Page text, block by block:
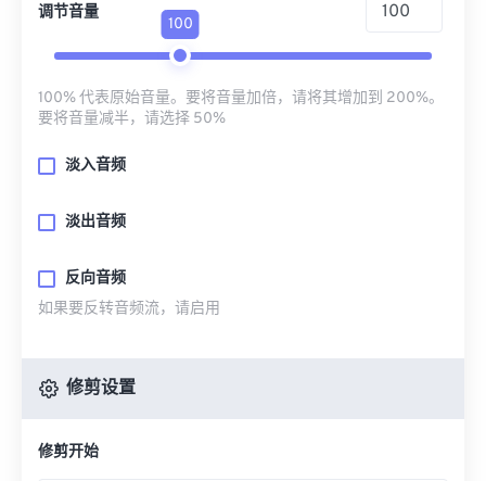
调节音量
100
100% 代表原始音量。要将音量加倍，请将其增加到 200%。
要将音量减半，请选择 50%
淡入音频
淡出音频
反向音频
如果要反转音频流，请启用
修剪设置
修剪开始